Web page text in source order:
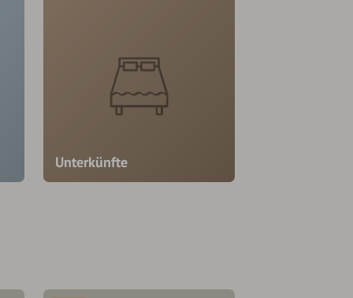
Unterkünfte